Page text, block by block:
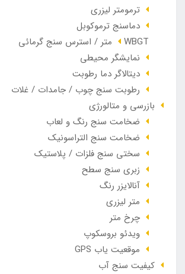
ترمومتر لیزری
دماسنج ترموکوبل
WBGT متر / استرس سنج گرمائی
نمایشگر محیطی
دیتالاگر دما رطوبت
رطوبت سنج چوب / جامدات / غلات
بازرسی و متالورژی
ضخامت سنج رنگ و لعاب
ضخامت سنج التراسونیک
سختی سنج فلزات / پلاستیک
زبری سنج سطح
آنالایزر رنگ
متر لیزری
چرخ متر
ویدئو بروسکوپ
موقعیت یاب GPS
کیفیت سنج آب